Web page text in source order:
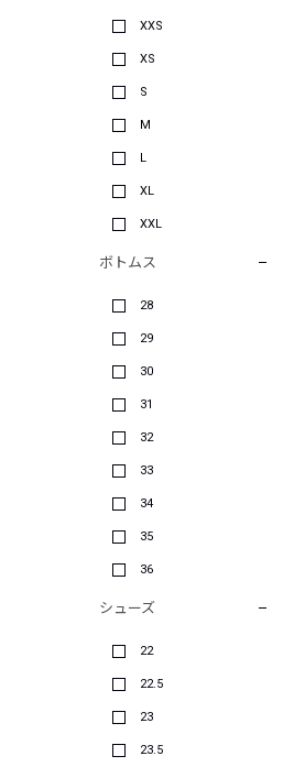
XXS
XS
S
M
L
XL
XXL
ボトムス
28
29
30
31
32
33
34
35
36
シューズ
22
22.5
23
23.5